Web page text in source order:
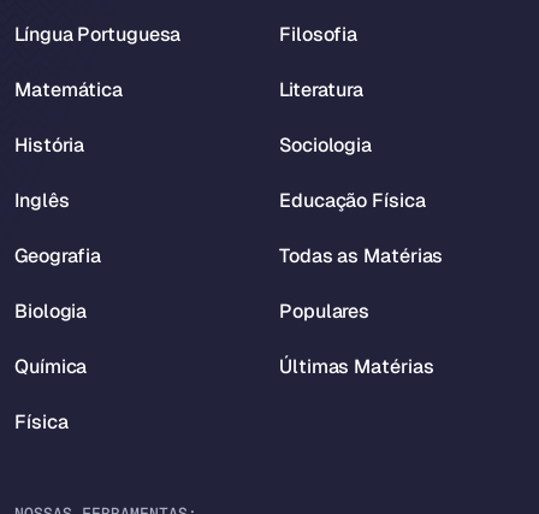
Língua Portuguesa
Matemática
História
Inglês
Geografia
Biologia
Química
Física
Filosofia
Literatura
Sociologia
Educação Física
Todas as Matérias
Populares
Últimas Matérias